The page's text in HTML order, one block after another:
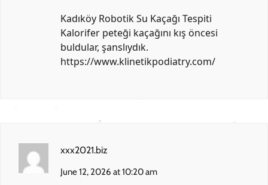
Kadıköy Robotik Su Kaçağı Tespiti
Kalorifer peteği kaçağını kış öncesi
buldular, şanslıydık.
https://www.klinetikpodiatry.com/
xxx2021.biz
June 12, 2026 at 10:20 am